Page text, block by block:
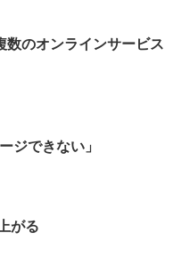
数のオンラインサービス
ジできない」
がる